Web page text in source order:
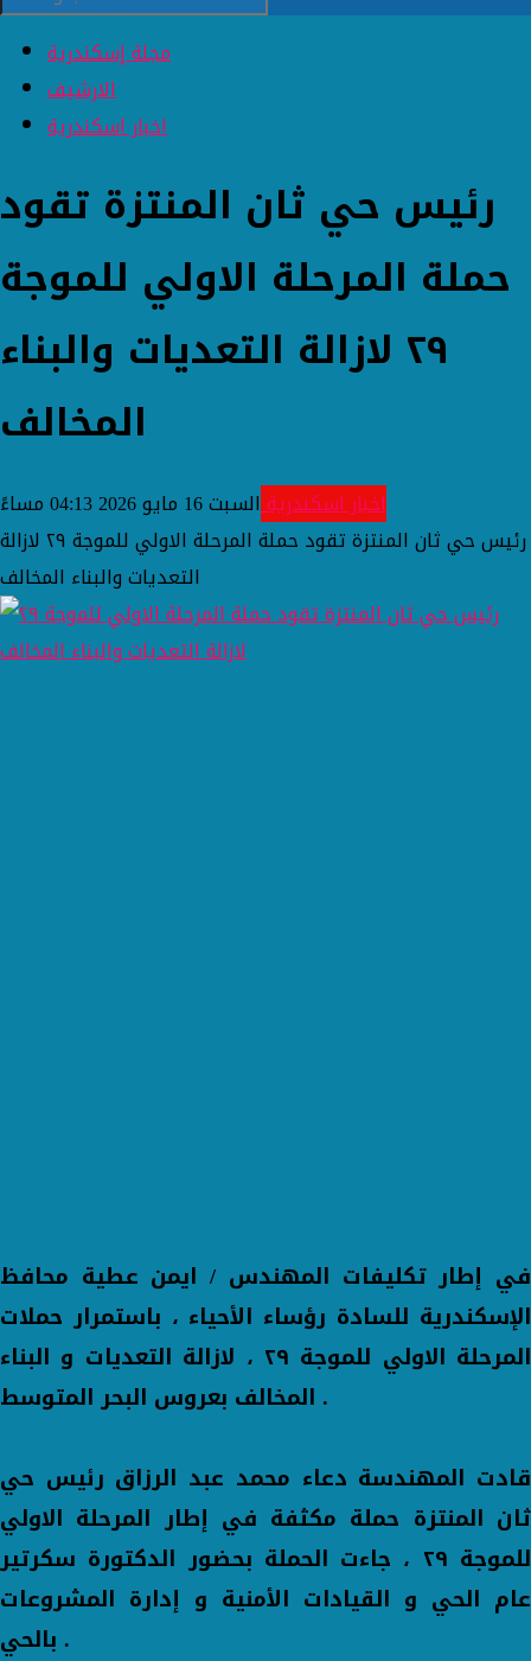
مجلة إسكندرية
الارشيف
اخبار اسكندرية
رئيس حي ثان المنتزة تقود
حملة المرحلة الاولي للموجة
٢٩ لازالة التعديات والبناء
المخالف
اخبار اسكندريةالسبت 16 مايو 2026 04:13 مساءً
رئيس حي ثان المنتزة تقود حملة المرحلة الاولي للموجة ٢٩ لازالة
التعديات والبناء المخالف
في إطار تكليفات المهندس / ايمن عطية محافظ
الإسكندرية للسادة رؤساء الأحياء ، باستمرار حملات
المرحلة الاولي للموجة ٢٩ ، لازالة التعديات و البناء
المخالف بعروس البحر المتوسط .
قادت المهندسة دعاء محمد عبد الرزاق رئيس حي
ثان المنتزة حملة مكثفة في إطار المرحلة الاولي
للموجة ٢٩ ، جاءت الحملة بحضور الدكتورة سكرتير
عام الحي و القيادات الأمنية و إدارة المشروعات
بالحي .